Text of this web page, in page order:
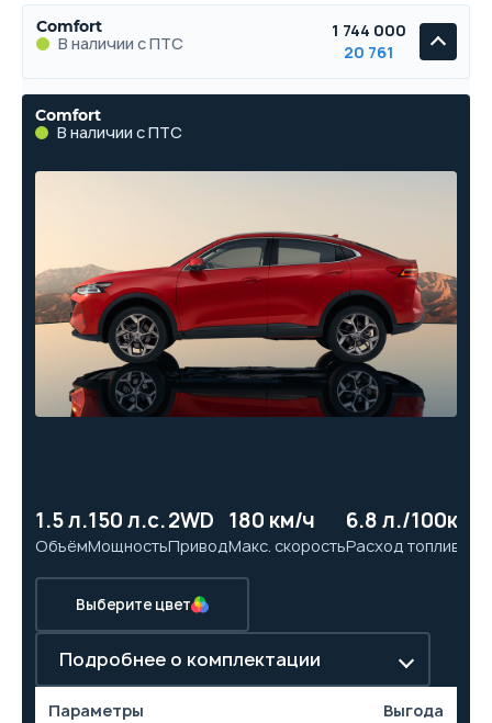
Comfort
В наличии с ПТС
1 744 000
20 761
Comfort
В наличии с ПТС
1.5 л.
Объём
150 л.с.
Мощность
2WD
Привод
180 км/ч
Макс. скорость
6.8 л./100км
Расход топлива
Выберите цвет
Подробнее о комплектации
Параметры Выгода